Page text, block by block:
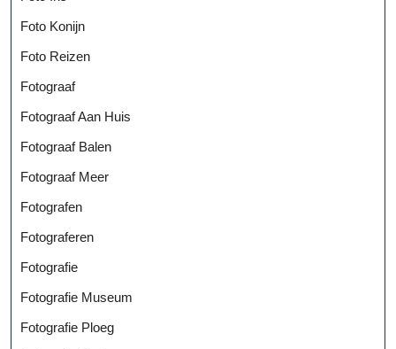
Foto Konijn
Foto Reizen
Fotograaf
Fotograaf Aan Huis
Fotograaf Balen
Fotograaf Meer
Fotografen
Fotograferen
Fotografie
Fotografie Museum
Fotografie Ploeg